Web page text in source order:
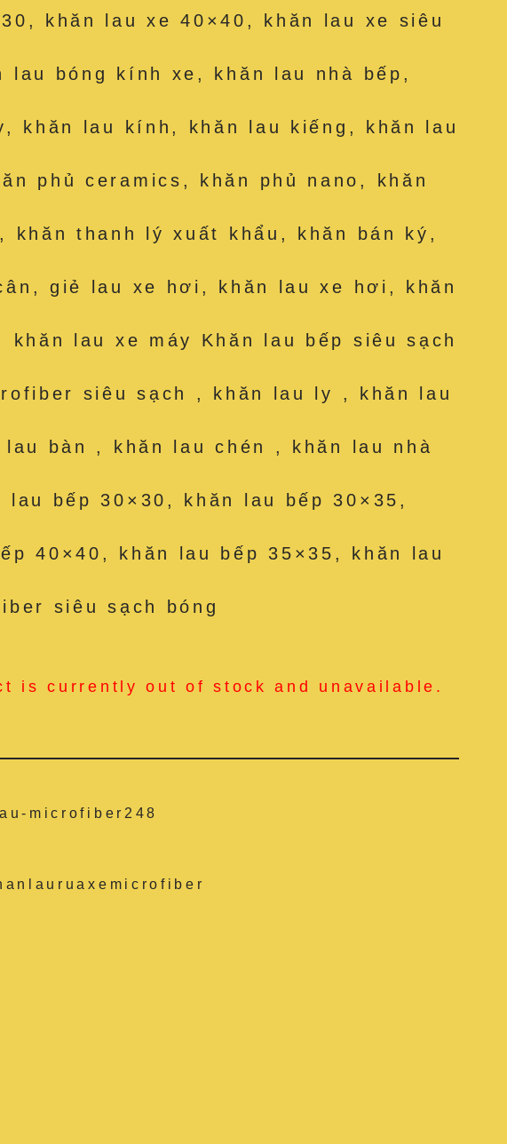
khăn lau xe 40×40, khăn lau xe siêu
lau bóng kính xe, khăn lau nhà bếp,
khăn lau kính, khăn lau kiếng, khăn lau
phủ ceramics, khăn phủ nano, khăn
khăn thanh lý xuất khẩu, khăn bán ký,
giẻ lau xe hơi, khăn lau xe hơi, khăn
khăn lau xe máy Khăn lau bếp siêu sạch
siêu sạch , khăn lau ly , khăn lau
lau bàn , khăn lau chén , khăn lau nhà
lau bếp 30×30, khăn lau bếp 30×35,
40×40, khăn lau bếp 35×35, khăn lau
siêu sạch bóng
is currently out of stock and unavailable.
microfiber248